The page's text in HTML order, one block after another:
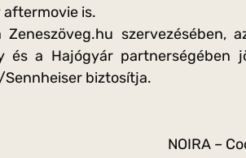
aftermovie is.
szervezésében,
és a Hajógyár partnerségében
biztosítja.
NOIRA –